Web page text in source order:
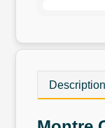
Description